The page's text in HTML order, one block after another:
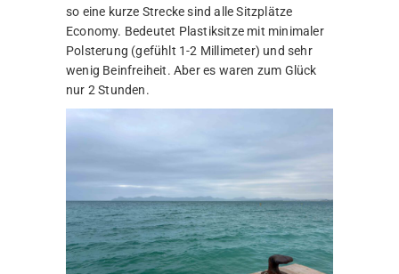
so eine kurze Strecke sind alle Sitzplätze
Economy. Bedeutet Plastiksitze mit minimaler
Polsterung (gefühlt 1-2 Millimeter) und sehr
wenig Beinfreiheit. Aber es waren zum Glück
nur 2 Stunden.